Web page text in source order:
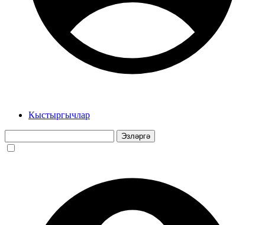
Кыстыргычлар